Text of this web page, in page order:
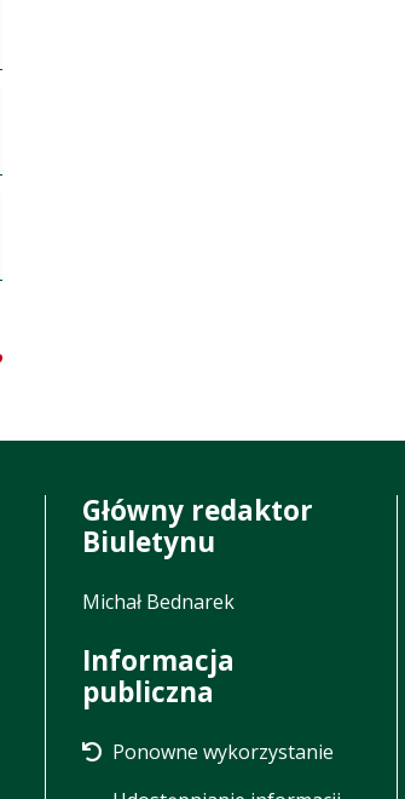
Główny redaktor
Biuletynu
Michał Bednarek
Informacja
publiczna
Ponowne wykorzystanie